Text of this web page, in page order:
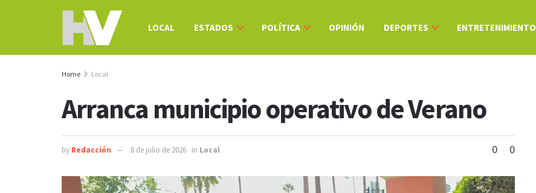
LOCAL ESTADOS POLÍTICA OPINIÓN DEPORTES ENTRETENIMIENTO
Home Local
Arranca municipio operativo de Verano
by Redacción 8 de julio de 2026 in Local 0 0